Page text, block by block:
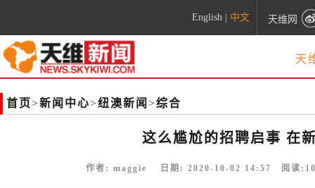
English 中文 天维网
天
首页>新闻中心>纽澳新闻 >综合
这么尴尬的招聘启事 在
作者: maggie 日期: 2020-10-02 14:57 阅读: